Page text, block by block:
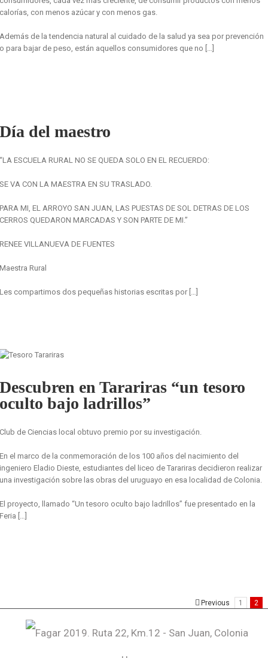
calorías, con menos azúcar y con menos gas.
Además de la tendencia natural al cuidado de la salud ya sea por prevención
o para bajar de peso, están aquellos consumidores que no […]
Día del maestro
“LA ESCUELA RURAL NO SE QUEDA SOLO EN EL RECUERDO:
SE VA CON LA MAESTRA EN SU TRASLADO.
PARA MI, EL ARROYO SAN JUAN, LAS PUESTAS DE SOL DETRAS DE LOS
CERROS QUEDARON MARCADAS Y SON PARTE DE MI.”
RENEE VILLANUEVA DE FUENTES
Maestra Rural
Les compartimos dos pequeñas historias escritas por […]
Descubren en Tarariras “un tesoro
oculto bajo ladrillos”
Club de Ciencias local obtuvo premio por su investigación.
En el marco de la conmemoración de los 100 años del nacimiento del
ingeniero Eladio Dieste, estudiantes del liceo de Tarariras decidieron realizar
una investigación sobre las obras del uruguayo en esa localidad de Colonia.
El proyecto, llamado “Un tesoro oculto bajo ladrillos” fue presentado en la
Feria […]
Previous 1 2
Fagar 2019. Ruta 22, Km.12 - San Juan, Colonia